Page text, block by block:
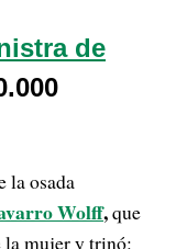
de
la osada
Wolff,que
la mujer y trinó: